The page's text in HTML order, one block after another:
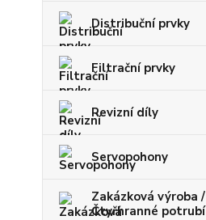
Distribuční prvky
Filtrační prvky
Revizní díly
Servopohony
Zakázková výroba /
Čtyřhranné potrubí